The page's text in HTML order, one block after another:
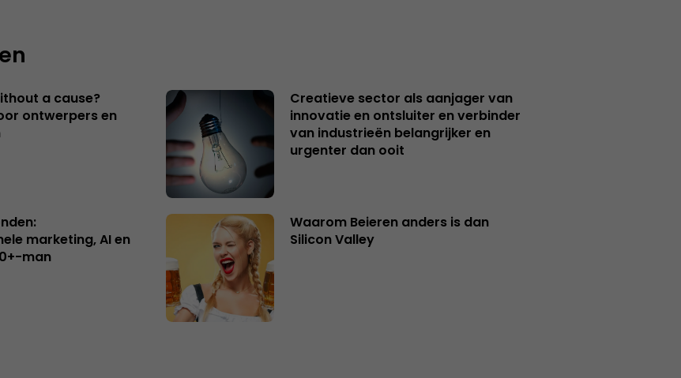
a cause?
ontwerpers en
Creatieve sector als aanjager van
innovatie en ontsluiter en verbinder
van industrieën belangrijker en
urgenter dan ooit
marketing, AI en
man
Waarom Beieren anders is dan
Silicon Valley